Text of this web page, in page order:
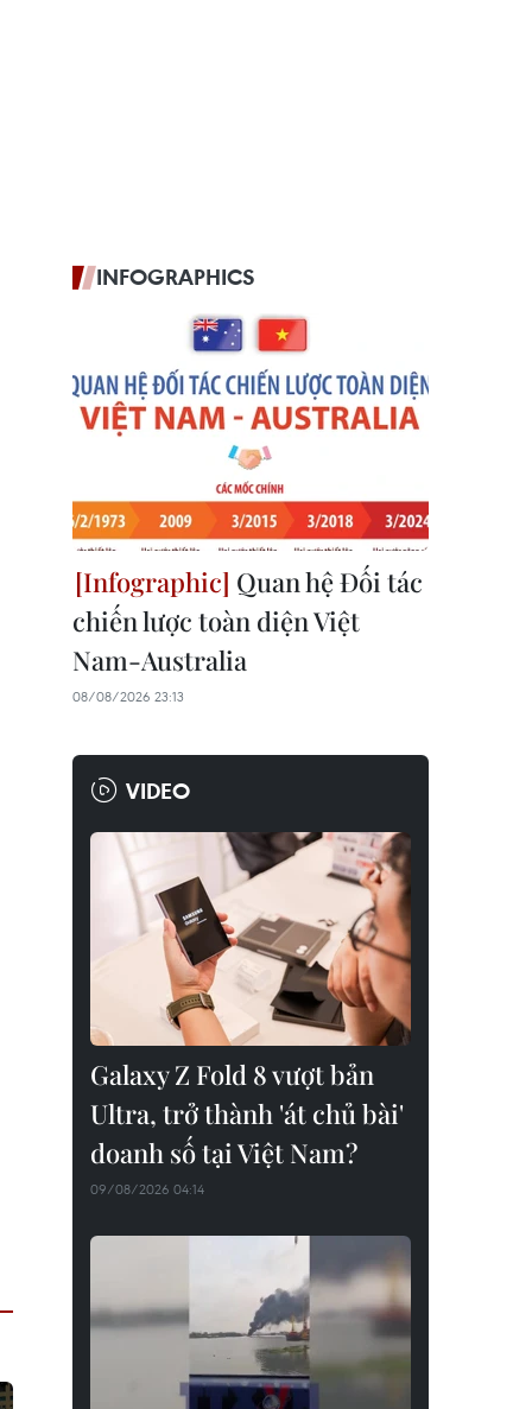
INFOGRAPHICS
Quan hệ Đối tác
chiến lược toàn diện Việt
Nam-Australia
08/08/2026 23:13
VIDEO
Galaxy Z Fold 8 vượt bản
Ultra, trở thành 'át chủ bài'
doanh số tại Việt Nam?
09/08/2026 04:14